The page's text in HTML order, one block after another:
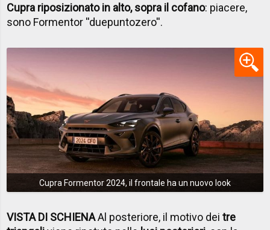
Cupra riposizionato in alto, sopra il cofano: piacere,
sono Formentor ''duepuntozero''.
Cupra Formentor 2024, il frontale ha un nuovo look
VISTA DI SCHIENAAl posteriore, il motivo deitre